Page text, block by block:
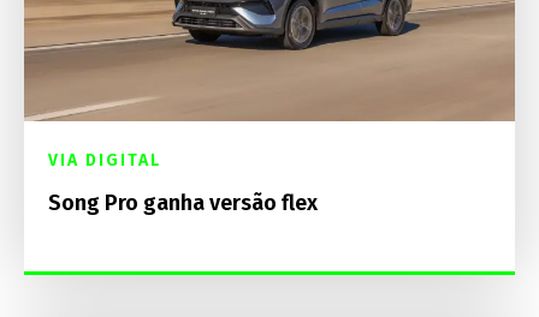
VIA DIGITAL
Song Pro ganha versão flex